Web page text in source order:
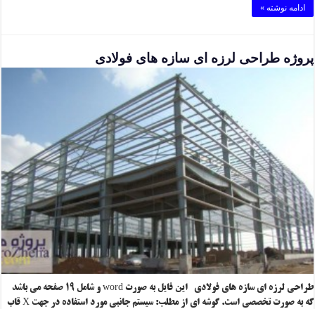
ادامه نوشته »
پروژه طراحی لرزه ای سازه های فولادی
طراحی لرزه ای سازه های فولادی این فایل به صورت word و شامل ۱۹ صفحه می باشد
که به صورت تخصصی است. گوشه ای از مطلب: سیستم جانبی مورد استفاده در جهت X قاب